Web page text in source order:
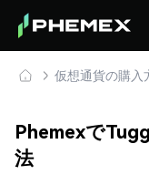
仮想通貨の購入
Phemexで
法